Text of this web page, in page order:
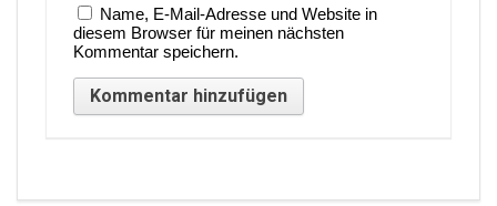
Name, E-Mail-Adresse und Website in
diesem Browser für meinen nächsten
Kommentar speichern.